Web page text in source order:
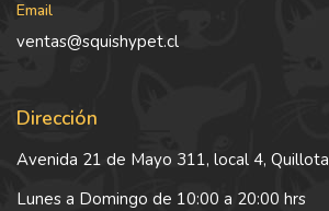
Email
ventas@squishypet.cl
Dirección
Avenida 21 de Mayo 311, local 4, Quillota
Lunes a Domingo de 10:00 a 20:00 hrs